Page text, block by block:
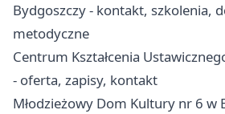
Bydgoszczy - kontakt, szkolenia,
metodyczne
Centrum Kształcenia
- oferta, zapisy, kontakt
Młodzieżowy Dom Kultury nr 6 w